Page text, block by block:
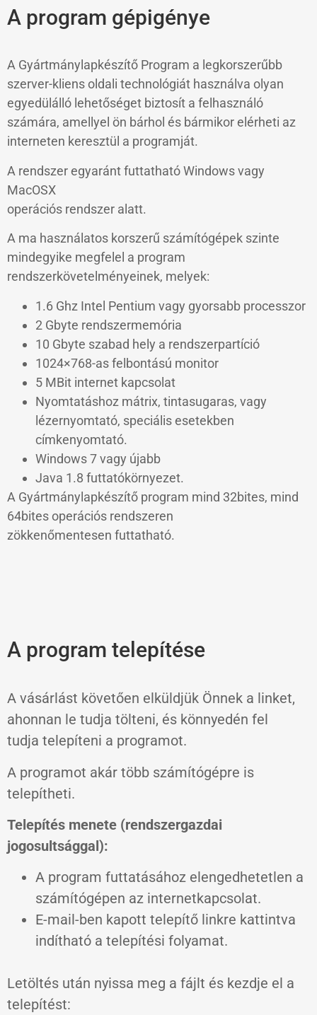
A program gépigénye
A Gyártmánylapkészítő Program a legkorszerűbb
szerver-kliens oldali technológiát használva olyan
egyedülálló lehetőséget biztosít a felhasználó
számára, amellyel ön bárhol és bármikor elérheti az
interneten keresztül a programját.
A rendszer egyaránt futtatható Windows vagy
MacOSX
operációs rendszer alatt.
A ma használatos korszerű számítógépek szinte
mindegyike megfelel a program
rendszerkövetelményeinek, melyek:
1.6 Ghz Intel Pentium vagy gyorsabb processzor
2 Gbyte rendszermemória
10 Gbyte szabad hely a rendszerpartíció
1024×768-as felbontású monitor
5 MBit internet kapcsolat
Nyomtatáshoz mátrix, tintasugaras, vagy
lézernyomtató, speciális esetekben
címkenyomtató.
Windows 7 vagy újabb
Java 1.8 futtatókörnyezet.
A Gyártmánylapkészítő program mind 32bites, mind
64bites operációs rendszeren
zökkenőmentesen futtatható.
A program telepítése
A vásárlást követően elküldjük Önnek a linket,
ahonnan le tudja tölteni, és könnyedén fel
tudja telepíteni a programot.
A programot akár több számítógépre is
telepítheti.
Telepítés menete (rendszergazdai
jogosultsággal):
A program futtatásához elengedhetetlen a
számítógépen az internetkapcsolat.
E-mail-ben kapott telepítő linkre kattintva
indítható a telepítési folyamat.
Letöltés után nyissa meg a fájlt és kezdje el a
telepítést: